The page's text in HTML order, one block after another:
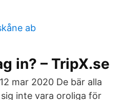
ab
in? – TripX.se
mar 2020 De bär alla
inte vara oroliga för